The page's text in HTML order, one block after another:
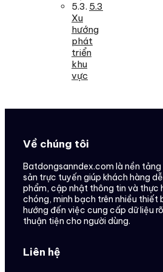
5.3
Xu
hướng
phát
triển
khu
vực
Về chúng tôi
Batdongsanndex.com là nền
sản trực tuyến giúp khách hàng
phẩm, cập nhật thông tin và thực
chóng, minh bạch trên nhiều thiết
hướng đến việc cung cấp dữ liệu
thuận tiện cho người dùng.
Liên hệ